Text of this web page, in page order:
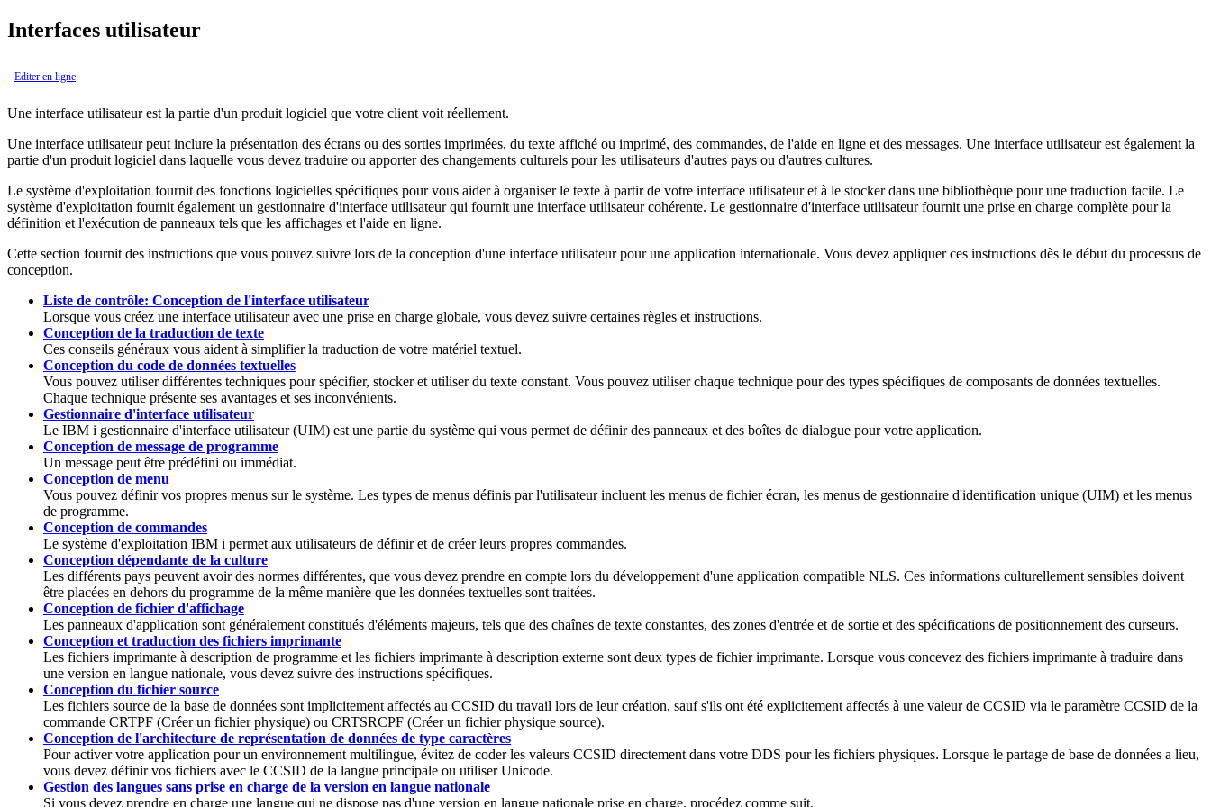
Interfaces utilisateur
Editer en ligne
Une interface utilisateur est la partie d'un produit logiciel que votre client voit réellement.
Une interface utilisateur peut inclure la présentation des écrans ou des sorties imprimées, du texte affiché ou imprimé, des commandes, de l'aide en ligne et des messages. Une interface utilisateur est également la
partie d'un produit logiciel dans laquelle vous devez traduire ou apporter des changements culturels pour les utilisateurs d'autres pays ou d'autres cultures.
Le système d'exploitation fournit des fonctions logicielles spécifiques pour vous aider à organiser le texte à partir de votre interface utilisateur et à le stocker dans une bibliothèque pour une traduction facile. Le
système d'exploitation fournit également un gestionnaire d'interface utilisateur qui fournit une interface utilisateur cohérente. Le gestionnaire d'interface utilisateur fournit une prise en charge complète pour la
définition et l'exécution de panneaux tels que les affichages et l'aide en ligne.
Cette section fournit des instructions que vous pouvez suivre lors de la conception d'une interface utilisateur pour une application internationale. Vous devez appliquer ces instructions dès le début du processus de
conception.
Liste de contrôle: Conception de l'interface utilisateur
Lorsque vous créez une interface utilisateur avec une prise en charge globale, vous devez suivre certaines règles et instructions.
Conception de la traduction de texte
Ces conseils généraux vous aident à simplifier la traduction de votre matériel textuel.
Conception du code de données textuelles
Vous pouvez utiliser différentes techniques pour spécifier, stocker et utiliser du texte constant. Vous pouvez utiliser chaque technique pour des types spécifiques de composants de données textuelles.
Chaque technique présente ses avantages et ses inconvénients.
Gestionnaire d'interface utilisateur
Le IBM i gestionnaire d'interface utilisateur (UIM) est une partie du système qui vous permet de définir des panneaux et des boîtes de dialogue pour votre application.
Conception de message de programme
Un message peut être prédéfini ou immédiat.
Conception de menu
Vous pouvez définir vos propres menus sur le système. Les types de menus définis par l'utilisateur incluent les menus de fichier écran, les menus de gestionnaire d'identification unique (UIM) et les menus
de programme.
Conception de commandes
Le système d'exploitation IBM i permet aux utilisateurs de définir et de créer leurs propres commandes.
Conception dépendante de la culture
Les différents pays peuvent avoir des normes différentes, que vous devez prendre en compte lors du développement d'une application compatible NLS. Ces informations culturellement sensibles doivent
être placées en dehors du programme de la même manière que les données textuelles sont traitées.
Conception de fichier d'affichage
Les panneaux d'application sont généralement constitués d'éléments majeurs, tels que des chaînes de texte constantes, des zones d'entrée et de sortie et des spécifications de positionnement des curseurs.
Conception et traduction des fichiers imprimante
Les fichiers imprimante à description de programme et les fichiers imprimante à description externe sont deux types de fichier imprimante. Lorsque vous concevez des fichiers imprimante à traduire dans
une version en langue nationale, vous devez suivre des instructions spécifiques.
Conception du fichier source
Les fichiers source de la base de données sont implicitement affectés au CCSID du travail lors de leur création, sauf s'ils ont été explicitement affectés à une valeur de CCSID via le paramètre CCSID de la
commande CRTPF (Créer un fichier physique) ou CRTSRCPF (Créer un fichier physique source).
Conception de l'architecture de représentation de données de type caractères
Pour activer votre application pour un environnement multilingue, évitez de coder les valeurs CCSID directement dans votre DDS pour les fichiers physiques. Lorsque le partage de base de données a lieu,
vous devez définir vos fichiers avec le CCSID de la langue principale ou utiliser Unicode.
Gestion des langues sans prise en charge de la version en langue nationale
Si vous devez prendre en charge une langue qui ne dispose pas d'une version en langue nationale prise en charge, procédez comme suit.